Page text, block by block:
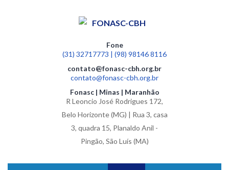
Fone
(31) 32717773 | (98) 98146 8116
contato@fonasc-cbh.org.br
contato@fonasc-cbh.org.br
Fonasc | Minas | Maranhão
R Leoncio José Rodrigues 172,
Belo Horizonte (MG) | Rua 3, casa
3, quadra 15, Planaldo Anil -
Pingão, São Luís (MA)